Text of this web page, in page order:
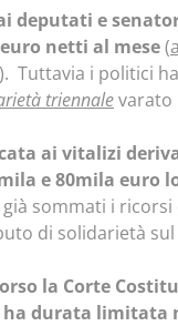
deputati e
netti al mese(
). Tuttavia i politici
triennalevarato
ai vitalizi
e 80mila euro
sommati i
di solidarietà
la Corte
ha durata